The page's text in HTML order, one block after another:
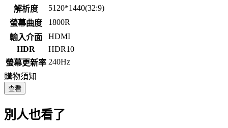
解析度
5120*1440(32:9)
螢幕曲度
1800R
輸入介面
HDMI
HDR
HDR10
螢幕更新率 240Hz
購物須知
查看
別人也看了